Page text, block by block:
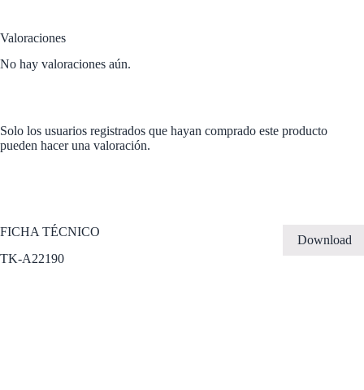
Valoraciones
No hay valoraciones aún.
Solo los usuarios registrados que hayan comprado este producto
pueden hacer una valoración.
FICHA TÉCNICO
Download
TK-A22190